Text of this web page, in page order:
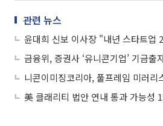
관련 뉴스
금융위, 증권사 ‘유니콘기업’ 기금출
니콘이미징코리아, 풀프레임 미러리